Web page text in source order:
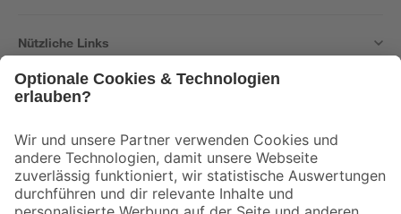
Nützliche Links
Der toom Newsletter: Keine Angebote und Aktionen mehr verpassen!
Zur Newsletter Anmeldung